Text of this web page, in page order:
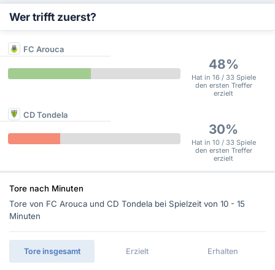
Wer trifft zuerst?
FC Arouca
48%
Hat in 16 / 33 Spiele
den ersten Treffer
erzielt
CD Tondela
30%
Hat in 10 / 33 Spiele
den ersten Treffer
erzielt
Tore nach Minuten
Tore von FC Arouca und CD Tondela bei Spielzeit von 10 - 15
Minuten
Tore insgesamt Erzielt Erhalten